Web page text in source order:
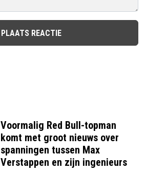
PLAATS REACTIE
Voormalig Red Bull-topman
komt met groot nieuws over
spanningen tussen Max
Verstappen en zijn ingenieurs